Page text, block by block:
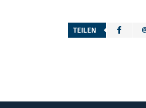
TEILEN